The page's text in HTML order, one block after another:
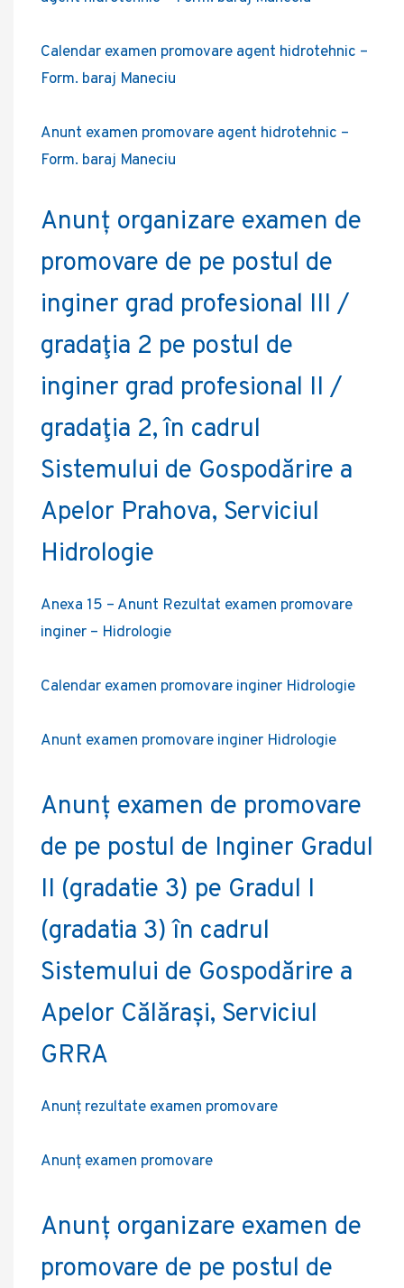
Calendar examen promovare agent hidrotehnic –
Form. baraj Maneciu
Anunt examen promovare agent hidrotehnic –
Form. baraj Maneciu
Anunț organizare examen de
promovare de pe postul de
inginer grad profesional III /
gradaţia 2 pe postul de
inginer grad profesional II /
gradaţia 2, în cadrul
Sistemului de Gospodărire a
Apelor Prahova, Serviciul
Hidrologie
Anexa 15 – Anunt Rezultat examen promovare
inginer – Hidrologie
Calendar examen promovare inginer Hidrologie
Anunt examen promovare inginer Hidrologie
Anunț examen de promovare
de pe postul de Inginer Gradul
II (gradatie 3) pe Gradul I
(gradatia 3) în cadrul
Sistemului de Gospodărire a
Apelor Călărași, Serviciul
GRRA
Anunț rezultate examen promovare
Anunț examen promovare
Anunț organizare examen de
promovare de pe postul de